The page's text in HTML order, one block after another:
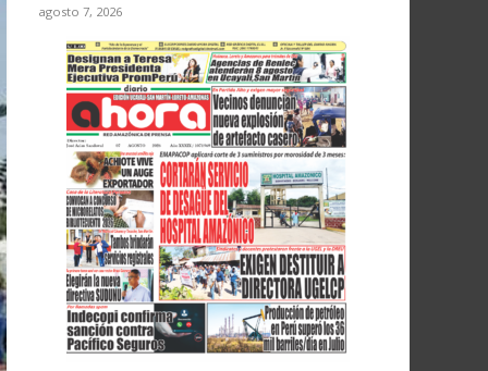
agosto 7, 2026